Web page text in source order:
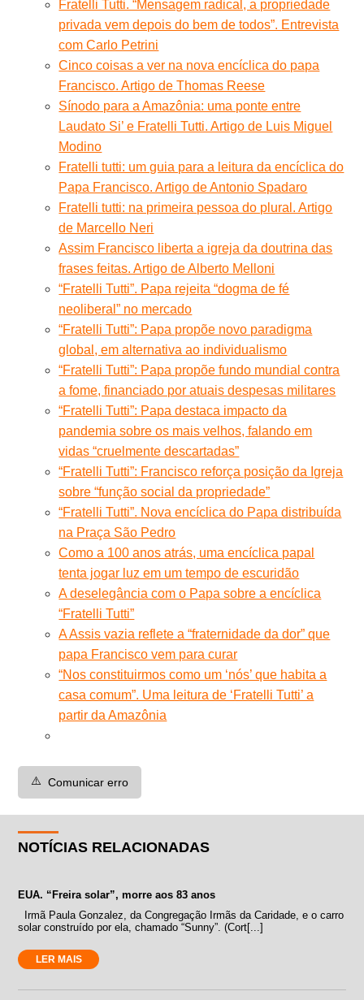
Fratelli Tutti. “Mensagem radical, a propriedade
privada vem depois do bem de todos”. Entrevista
com Carlo Petrini
Cinco coisas a ver na nova encíclica do papa
Francisco. Artigo de Thomas Reese
Sínodo para a Amazônia: uma ponte entre
Laudato Si’ e Fratelli Tutti. Artigo de Luis Miguel
Modino
Fratelli tutti: um guia para a leitura da encíclica do
Papa Francisco. Artigo de Antonio Spadaro
Fratelli tutti: na primeira pessoa do plural. Artigo
de Marcello Neri
Assim Francisco liberta a igreja da doutrina das
frases feitas. Artigo de Alberto Melloni
“Fratelli Tutti”. Papa rejeita “dogma de fé
neoliberal” no mercado
“Fratelli Tutti”: Papa propõe novo paradigma
global, em alternativa ao individualismo
“Fratelli Tutti”: Papa propõe fundo mundial contra
a fome, financiado por atuais despesas militares
“Fratelli Tutti”: Papa destaca impacto da
pandemia sobre os mais velhos, falando em
vidas “cruelmente descartadas”
“Fratelli Tutti”: Francisco reforça posição da Igreja
sobre “função social da propriedade”
“Fratelli Tutti”. Nova encíclica do Papa distribuída
na Praça São Pedro
Como a 100 anos atrás, uma encíclica papal
tenta jogar luz em um tempo de escuridão
A deselegância com o Papa sobre a encíclica
“Fratelli Tutti”
A Assis vazia reflete a “fraternidade da dor” que
papa Francisco vem para curar
“Nos constituirmos como um ‘nós’ que habita a
casa comum”. Uma leitura de ‘Fratelli Tutti’ a
partir da Amazônia
⚠️ Comunicar erro
NOTÍCIAS RELACIONADAS
EUA. “Freira solar”, morre aos 83 anos
Irmã Paula Gonzalez, da Congregação Irmãs da Caridade, e o carro
solar construído por ela, chamado “Sunny”. (Cort[...]
LER MAIS